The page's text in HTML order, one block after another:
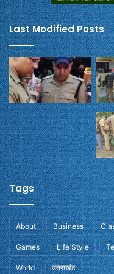
Last Modified Posts
Tags
About Business
Games Life Style
World उतराखंड